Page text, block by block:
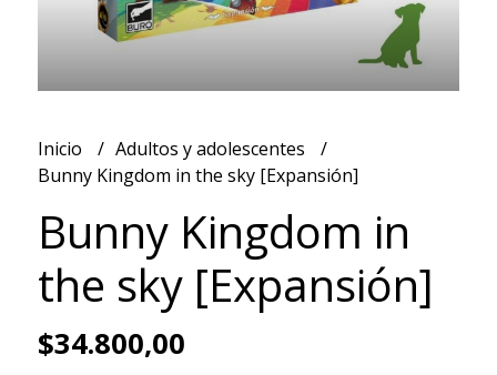
Inicio
Adultos y adolescentes
Bunny Kingdom in the sky [Expansión]
Bunny Kingdom in
the sky [Expansión]
$34.800,00